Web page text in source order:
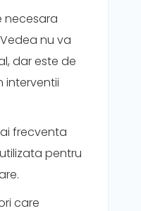
necesara
nu va
dar este de
interventii
frecventa
pentru
care